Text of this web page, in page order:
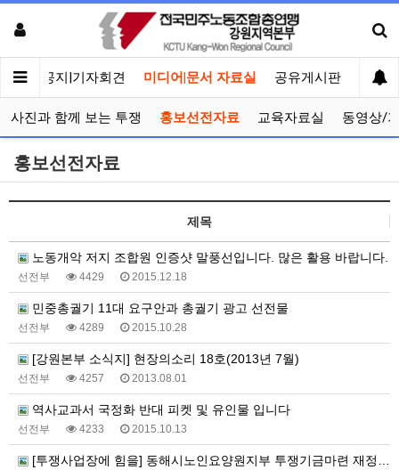
인 공지|기자회견 미디어|문서 자료실 공유게시판 선거
사진과 함께 보는 투쟁 홍보선전자료 교육자료실 동영상/
홍보선전자료
제목
노동개악 저지 조합원 인증샷 말풍선입니다. 많은 활용 바랍니다.
선전부 4429 2015.12.18
민중총궐기 11대 요구안과 총궐기 광고 선전물
선전부 4289 2015.10.28
[강원본부 소식지] 현장의소리 18호(2013년 7월)
선전부 4257 2013.08.01
역사교과서 국정화 반대 피켓 및 유인물 입니다
선전부 4233 2015.10.13
[투쟁사업장에 힘을] 동해시노인요양원지부 투쟁기금마련 재정사업에 함께 해주세요